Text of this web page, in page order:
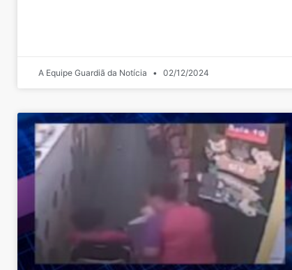
A Equipe Guardiã da Notícia 02/12/2024